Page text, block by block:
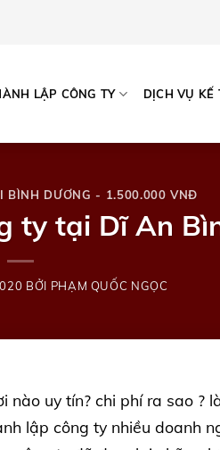
LẬP CÔNG TY DỊCH VỤ KẾ
BÌNH DƯƠNG - 1.500.000 VNĐ
ty tại Dĩ An
BỞI PHẠM QUỐC NGỌC
nào uy tín? chi phí ra sao ?
lập công ty nhiều doanh